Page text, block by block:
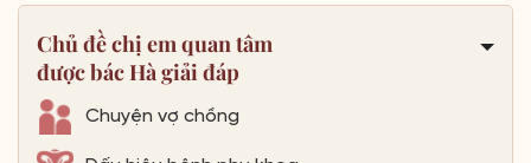
Chủ đề chị em quan tâm
được bác Hà giải đáp
Chuyện vợ chồng